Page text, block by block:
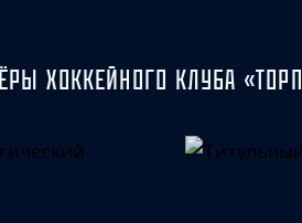
ХОККЕЙНОГО КЛУБА